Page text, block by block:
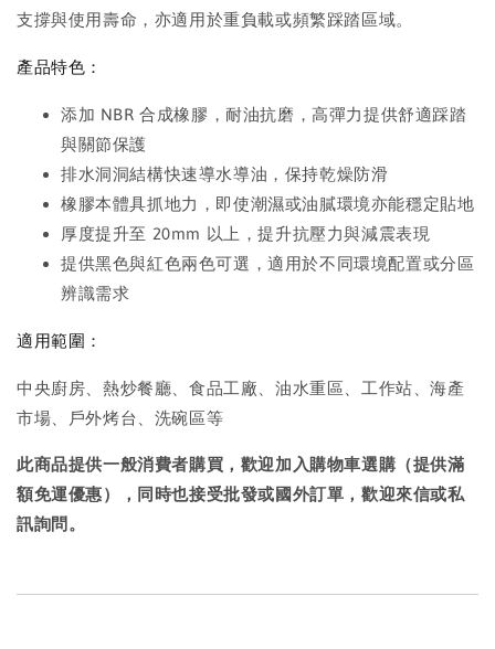
支撐與使用壽命，亦適用於重負載或頻繁踩踏區域。
產品特色：
添加 NBR 合成橡膠，耐油抗磨，高彈力提供舒適踩踏
與關節保護
排水洞洞結構快速導水導油，保持乾燥防滑
橡膠本體具抓地力，即使潮濕或油膩環境亦能穩定貼地
厚度提升至 20mm 以上，提升抗壓力與減震表現
提供黑色與紅色兩色可選，適用於不同環境配置或分區
辨識需求
適用範圍：
中央廚房、熱炒餐廳、食品工廠、油水重區、工作站、海產
市場、戶外烤台、洗碗區等
此商品提供一般消費者購買，歡迎加入購物車選購（提供滿
額免運優惠），同時也接受批發或國外訂單，歡迎來信或私
訊詢問。